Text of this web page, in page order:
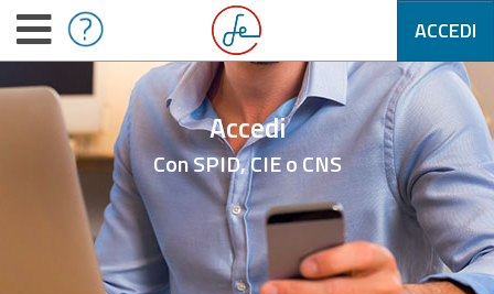
ACCEDI
Accedi
Con SPID, CIE o CNS